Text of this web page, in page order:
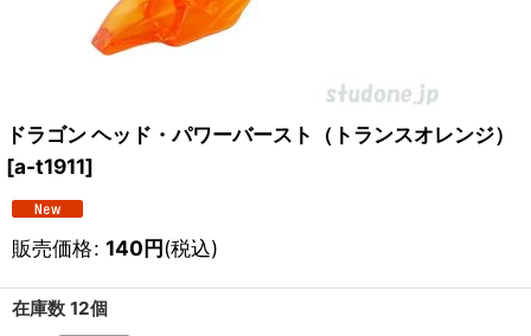
ドラゴン ヘッド・パワーバースト（トランスオレンジ）
[a-t1911]
販売価格: 140円(税込)
在庫数 12個